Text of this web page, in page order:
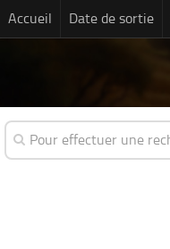
Accueil Date de sortie